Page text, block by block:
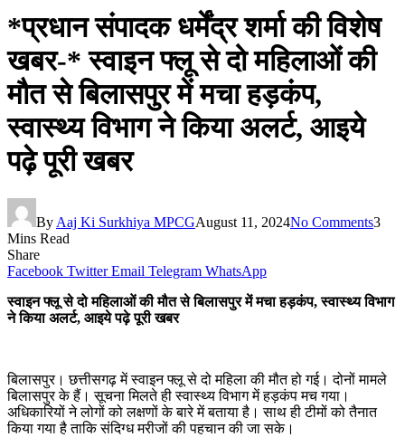
*प्रधान संपादक धर्मेंद्र शर्मा की विशेष
खबर-* स्वाइन फ्लू से दो महिलाओं की
मौत से बिलासपुर में मचा हड़कंप,
स्वास्थ्य विभाग ने किया अलर्ट, आइये
पढ़े पूरी खबर
By Aaj Ki Surkhiya MPCGAugust 11, 2024No Comments3
Mins Read
Share
Facebook Twitter Email Telegram WhatsApp
स्वाइन फ्लू से दो महिलाओं की मौत से बिलासपुर में मचा हड़कंप, स्वास्थ्य विभाग
ने किया अलर्ट, आइये पढ़े पूरी खबर
बिलासपुर। छत्तीसगढ़ में स्वाइन फ्लू से दो महिला की मौत हो गई। दोनों मामले
बिलासपुर के हैं। सूचना मिलते ही स्वास्थ्य विभाग में हड़कंप मच गया।
अधिकारियों ने लोगों को लक्षणों के बारे में बताया है। साथ ही टीमों को तैनात
किया गया है ताकि संदिग्ध मरीजों की पहचान की जा सके।